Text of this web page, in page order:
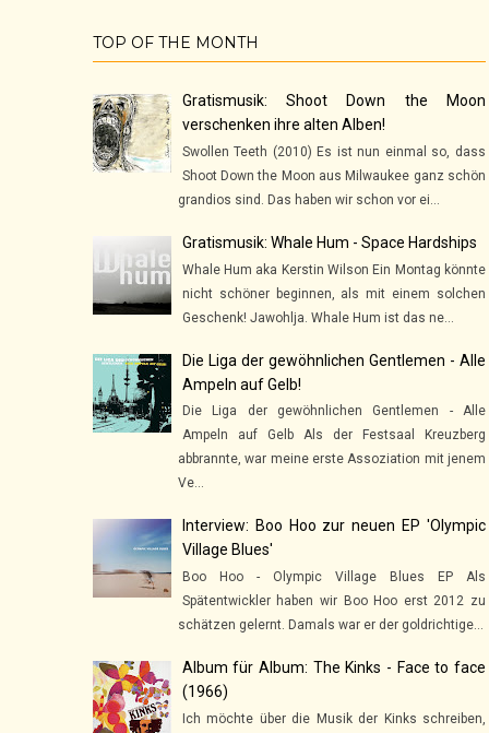
TOP OF THE MONTH
Gratismusik: Shoot Down the Moon
verschenken ihre alten Alben!
Swollen Teeth (2010) Es ist nun einmal so, dass
Shoot Down the Moon aus Milwaukee ganz schön
grandios sind. Das haben wir schon vor ei...
Gratismusik: Whale Hum - Space Hardships
Whale Hum aka Kerstin Wilson Ein Montag könnte
nicht schöner beginnen, als mit einem solchen
Geschenk! Jawohlja. Whale Hum ist das ne...
Die Liga der gewöhnlichen Gentlemen - Alle
Ampeln auf Gelb!
Die Liga der gewöhnlichen Gentlemen - Alle
Ampeln auf Gelb Als der Festsaal Kreuzberg
abbrannte, war meine erste Assoziation mit jenem
Ve...
Interview: Boo Hoo zur neuen EP 'Olympic
Village Blues'
Boo Hoo - Olympic Village Blues EP Als
Spätentwickler haben wir Boo Hoo erst 2012 zu
schätzen gelernt. Damals war er der goldrichtige...
Album für Album: The Kinks - Face to face
(1966)
Ich möchte über die Musik der Kinks schreiben,